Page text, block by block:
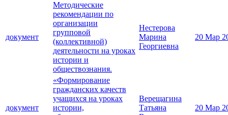
документ
Методические
рекомендации по
организации
групповой
(коллективной)
деятельности на уроках
истории и
обществознания.
Нестерова
Марина
Георгиевна
20 Мар
документ
«Формирование
гражданских качеств
учащихся на уроках
истории,
Верещагина
Татьяна
20 Мар